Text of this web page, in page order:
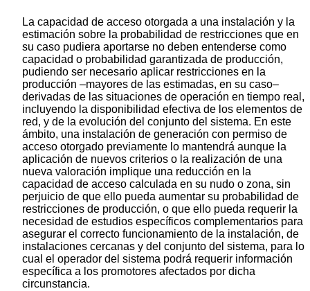
La capacidad de acceso otorgada a una instalación y la
estimación sobre la probabilidad de restricciones que en
su caso pudiera aportarse no deben entenderse como
capacidad o probabilidad garantizada de producción,
pudiendo ser necesario aplicar restricciones en la
producción –mayores de las estimadas, en su caso–
derivadas de las situaciones de operación en tiempo real,
incluyendo la disponibilidad efectiva de los elementos de
red, y de la evolución del conjunto del sistema. En este
ámbito, una instalación de generación con permiso de
acceso otorgado previamente lo mantendrá aunque la
aplicación de nuevos criterios o la realización de una
nueva valoración implique una reducción en la
capacidad de acceso calculada en su nudo o zona, sin
perjuicio de que ello pueda aumentar su probabilidad de
restricciones de producción, o que ello pueda requerir la
necesidad de estudios específicos complementarios para
asegurar el correcto funcionamiento de la instalación, de
instalaciones cercanas y del conjunto del sistema, para lo
cual el operador del sistema podrá requerir información
específica a los promotores afectados por dicha
circunstancia.